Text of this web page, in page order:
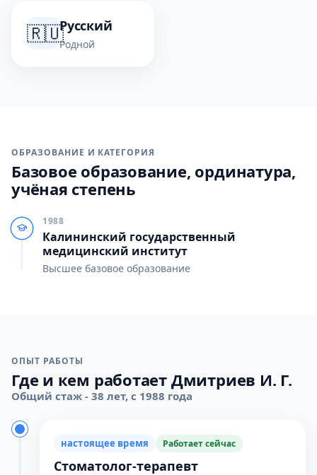
🇷🇺Русский
Родной
ОБРАЗОВАНИЕ И КАТЕГОРИЯ
Базовое образование, ординатура,
учёная степень
1988
Калининский государственный
медицинский институт
Высшее базовое образование
ОПЫТ РАБОТЫ
Где и кем работает Дмитриев И. Г.
Общий стаж - 38 лет, с 1988 года
настоящее время Работает сейчас
Стоматолог-терапевт